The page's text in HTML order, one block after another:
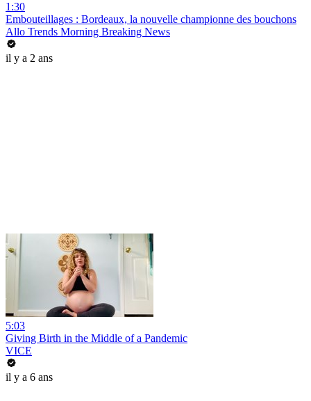
1:30
Embouteillages : Bordeaux, la nouvelle championne des bouchons
Allo Trends Morning Breaking News
il y a 2 ans
5:03
Giving Birth in the Middle of a Pandemic
VICE
il y a 6 ans